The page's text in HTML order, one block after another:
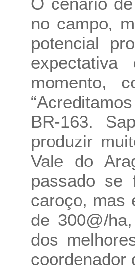
no campo,
potencial
momento,
BR-163.
produzir
Vale do
passado se
caroço, mas
de 300@/
dos
coordenador